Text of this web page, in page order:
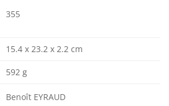
355
15.4 x 23.2 x 2.2 cm
592 g
Benoît EYRAUD